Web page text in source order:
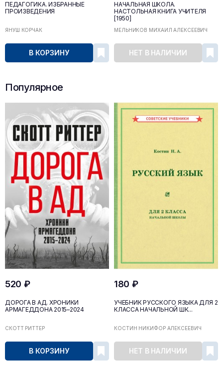
ПЕДАГОГИКА. ИЗБРАННЫЕ
ПРОИЗВЕДЕНИЯ
ЯНУШ КОРЧАК
В КОРЗИНУ
НАЧАЛЬНАЯ ШКОЛА.
НАСТОЛЬНАЯ КНИГА УЧИТЕЛЯ
[1950]
МЕЛЬНИКОВ МИХАИЛ АЛЕКСЕЕВИЧ
НЕТ В НАЛИЧИИ
Популярное
520 ₽
ДОРОГА В АД. ХРОНИКИ
АРМАГЕДДОНА 2015–2024
СКОТТ РИТТЕР
В КОРЗИНУ
180 ₽
УЧЕБНИК РУССКОГО ЯЗЫКА ДЛЯ 2
КЛАССА НАЧАЛЬНОЙ ШК...
КОСТИН НИКИФОР АЛЕКСЕЕВИЧ
НЕТ В НАЛИЧИИ